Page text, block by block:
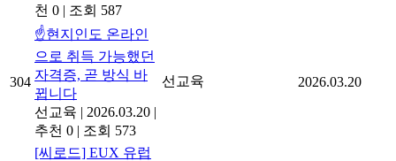
천 0 | 조회 587
304
☝️현지인도 온라인
으로 취득 가능했던
자격증, 곧 방식 바
뀝니다
선교육 | 2026.03.20 |
추천 0 | 조회 573
선교육 2026.03.20
[씨로드] EUX 유럽